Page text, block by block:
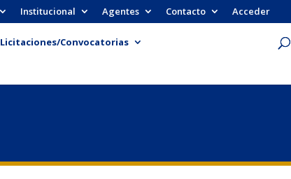
Institucional Agentes Contacto Acceder
Licitaciones/Convocatorias